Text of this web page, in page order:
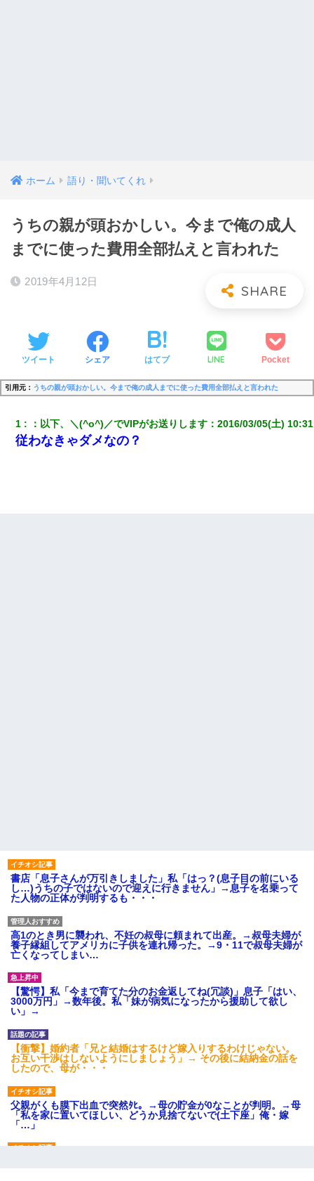
ホーム 語り・聞いてくれ
うちの親が頭おかしい。今まで俺の成人
までに使った費用全部払えと言われた
2019年4月12日
ツイート シェア はてブ LINE Pocket
引用元： うちの親が頭おかしい。今まで俺の成人までに使った費用全部払えと言われた
1 ： 以下、＼(^o^)／でVIPがお送りします ：2016/03/05(土)
従わなきゃダメなの？
書店「息子さんが万引きしました」私「はっ？(息子目の前にいる
し…)うちの子ではないので迎えに行きません」→息子を名乗って
た人物の正体が判明するも・・・
高1のとき男に襲われ、不妊の叔母に頼まれて出産。→叔母夫婦が
養子縁組してアメリカに子供を連れ帰った。→9・11で叔母夫婦が
亡くなってしまい…
【驚愕】私「今まで育てた分のお金返してね(冗談)」息子「はい、
3000万円」→数年後。私「妹が病気になったから援助して欲し
い」→
【衝撃】婚約者「兄と結婚はするけど嫁入りするわけじゃない。
お互い干渉はしないようにしましょう」→ その後に結納金の話を
したので、母が・・・
父親がくも膜下出血で突然ﾀﾋ。→母の貯金が0なことが判明。→母
「私を家に置いてほしい、どうか見捨てないで(土下座」俺・嫁
「…」